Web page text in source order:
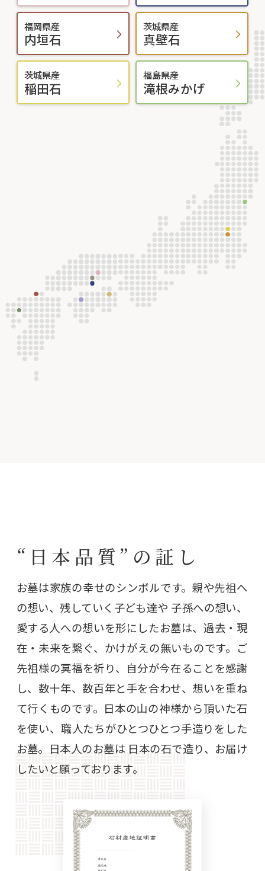
福岡県産
内垣石
茨城県産
真壁石
茨城県産
稲田石
福島県産
滝根みかげ
“日本品質”の証し
お墓は家族の幸せのシンボルです。親や先祖へ
の想い、残していく子ども達や 子孫への想い、
愛する人への想いを形にしたお墓は、過去・現
在・未来を繋ぐ、かけがえの無いものです。ご
先祖様の冥福を祈り、自分が今在ることを感謝
し、数十年、数百年と手を合わせ、想いを重ね
て行くものです。日本の山の神様から頂いた石
を使い、職人たちがひとつひとつ手造りをした
お墓。日本人のお墓は 日本の石で造り、お届け
したいと願っております。